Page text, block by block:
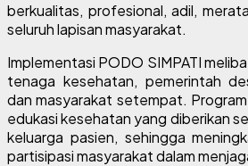
berkualitas, profesional, adil,
seluruh lapisan masyarakat.
Implementasi PODO SIMPATI
tenaga kesehatan, pemerintah
dan masyarakat setempat.
edukasi kesehatan yang diberikan
keluarga pasien, sehingga
partisipasi masyarakat dalam